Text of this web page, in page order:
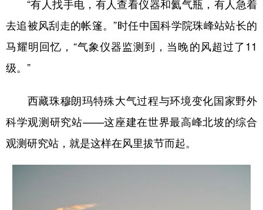
学术中国 乡村振兴 银龄 溯源中国
城市 旅游 能源 会展
文化产业
地方频道
吉林
“有人找手电，有人查看仪器和氦气瓶，有人急着
去追被风刮走的帐篷。”时任中国科学院珠峰站站长的
马耀明回忆，“气象仪器监测到，当晚的风超过了11
级。”
西藏珠穆朗玛特殊大气过程与环境变化国家野外
科学观测研究站——这座建在世界最高峰北坡的综合
观测研究站，就是这样在风里拔节而起。